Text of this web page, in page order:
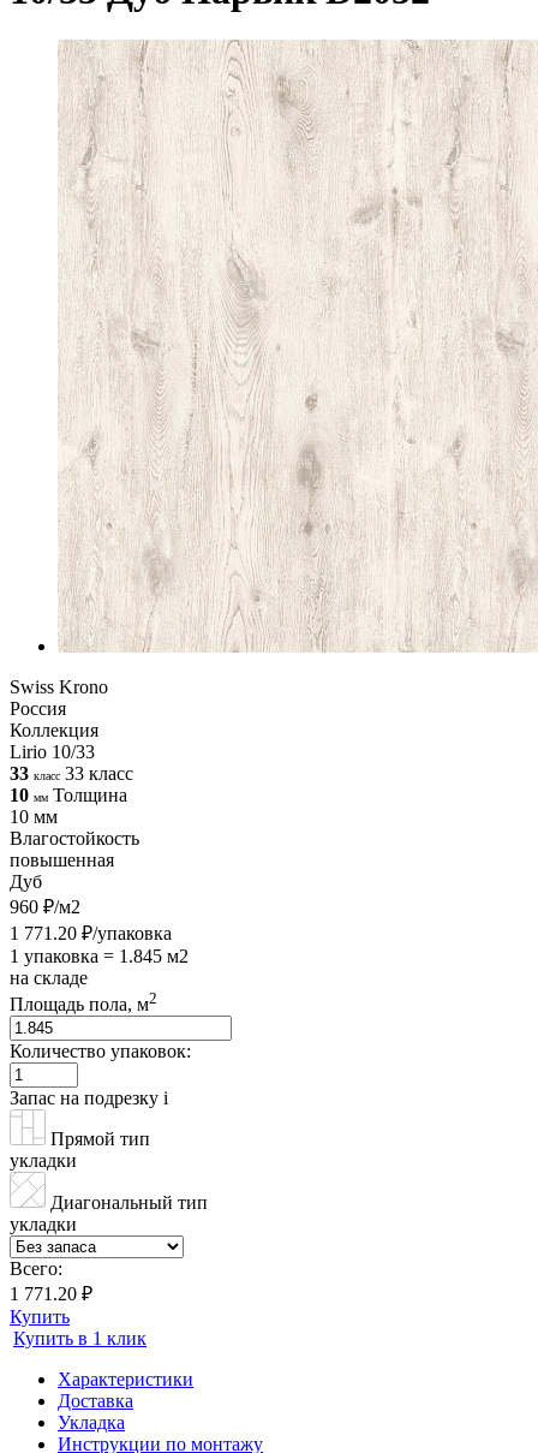
Swiss Krono
Россия
Коллекция
Lirio 10/33
33 класс 33 класс
10 мм Толщина
10 мм
Влагостойкость
повышенная
Дуб
960 ₽/м2
1 771.20 ₽/упаковка
1 упаковка = 1.845 м2
на складе
Площадь пола, м2
Количество упаковок:
Запас на подрезку i
Прямой тип
укладки
Диагональный тип
укладки
Всего:
1 771.20 ₽
Купить
Купить в 1 клик
Характеристики
Доставка
Укладка
Инструкции по монтажу